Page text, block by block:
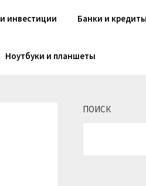
инвестиции Банки и кредиты
Ноутбуки и планшеты
ПОИСК